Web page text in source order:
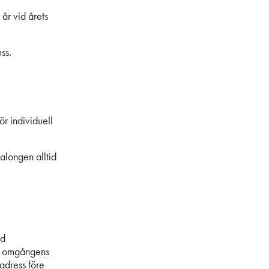
vid årets
individuell
alltid
före